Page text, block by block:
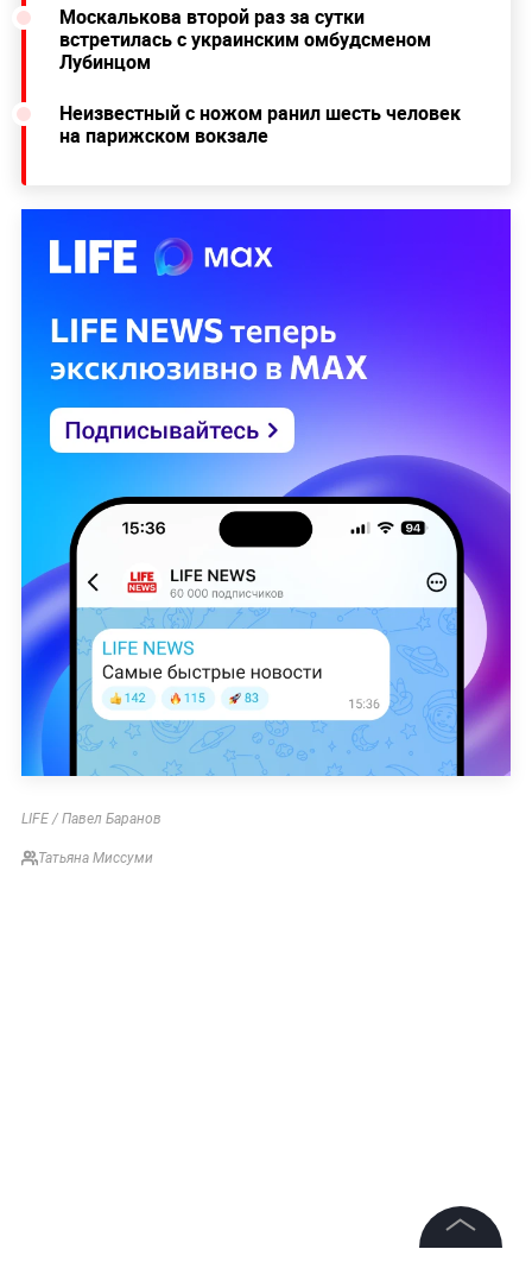
Москалькова второй раз за сутки
встретилась с украинским омбудсменом
Лубинцом
Неизвестный с ножом ранил шесть человек
на парижском вокзале
LIFE / Павел Баранов
Татьяна Миссуми